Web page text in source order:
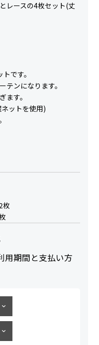
レースの4枚セット(丈
です。
テンになります。
ます。
ットを使用)
用期間と支払い方